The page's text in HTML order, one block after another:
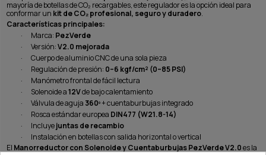
mayoría de botellas de CO₂ recargables, este regulador es la opción ideal para
conformar un kit de CO₂ profesional, seguro y duradero.
Características principales:
·
Marca: PezVerde
·
Versión:V2.0 mejorada
·
Cuerpo de aluminio CNC de una sola pieza
·
Regulación de presión: 0–6 kgf/cm² (0–85 PSI)
·
Manómetro frontal de fácil lectura
·
Solenoide a12Vde bajo calentamiento
·
Válvula de aguja 360º+ cuentaburbujas integrado
·
Rosca estándar europea DIN477 (W21.8-14)
·
Incluyejuntas de recambio
·
Instalación en botellas con salida horizontal o vertical
El Manorreductor con Solenoide y Cuentaburbujas PezVerde V2.0es la